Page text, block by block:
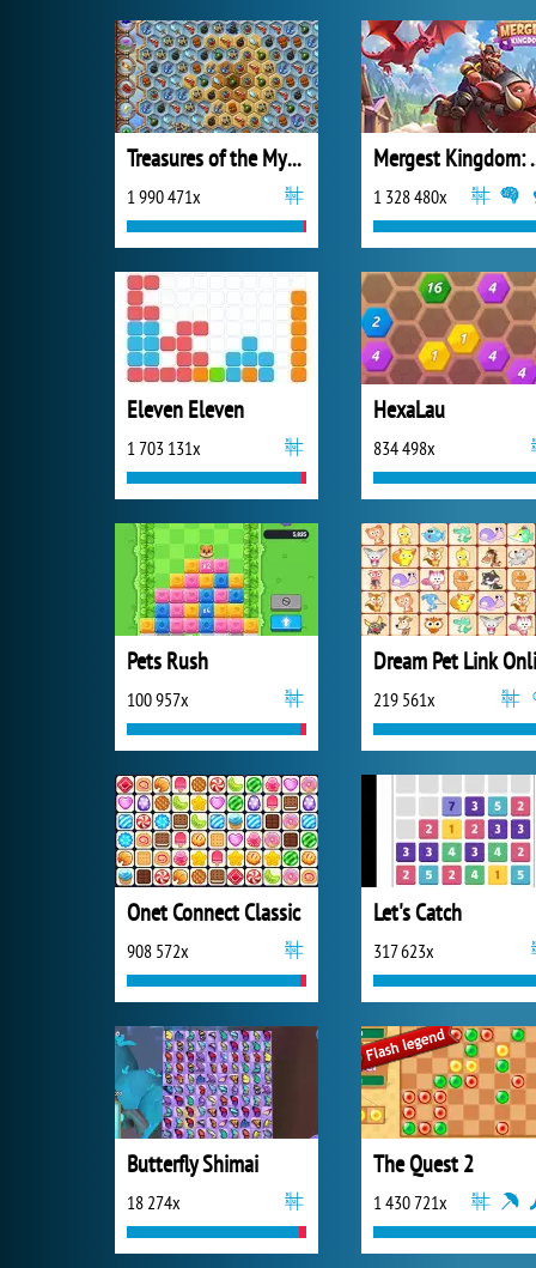
Treasures of the Mystic Sea
1 990 471x 1 328 480x
Eleven Eleven
1 703 131x
HexaLau
834 498x
Pets Rush
100 957x 219 561x
Onet Connect Classic
908 572x
Let's Catch
317 623x
Butterfly Shimai
18 274x
The Quest 2
1 430 721x